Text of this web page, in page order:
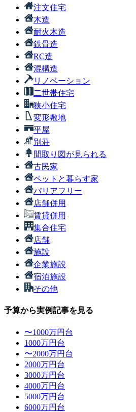
注文住宅
木造
耐火木造
鉄骨造
RC造
混構造
リノベーション
二世帯住宅
狭小住宅
変形敷地
平屋
別荘
間取り図が見られる
古民家
ペットと暮らす家
バリアフリー
店舗併用
賃貸併用
集合住宅
店舗
施設
企業施設
宿泊施設
その他
予算から実例記事を見る
〜1000万円台
1000万円台
〜2000万円台
2000万円台
3000万円台
4000万円台
5000万円台
6000万円台